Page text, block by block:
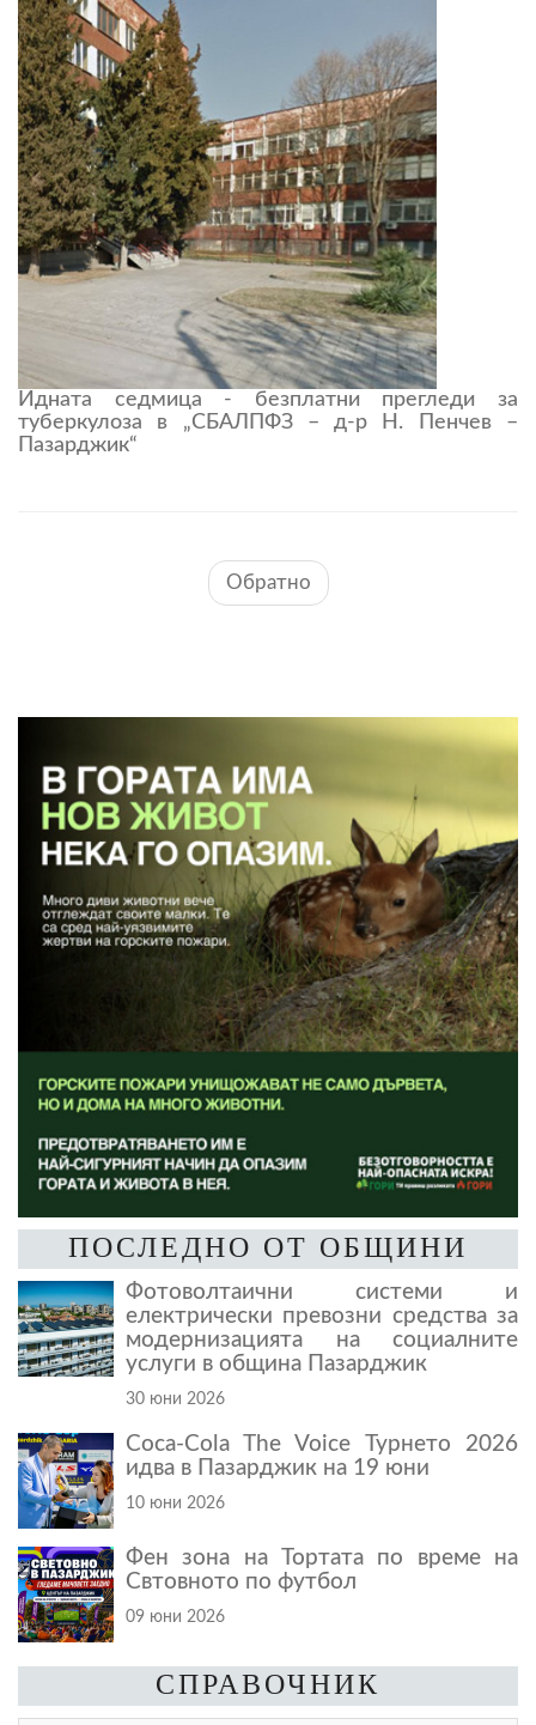
Идната седмица - безплатни прегледи за
туберкулоза в „СБАЛПФЗ – д-р Н. Пенчев –
Пазарджик“
Обратно
ПОСЛЕДНО ОТ ОБЩИНИ
Фотоволтаични системи и
електрически превозни средства за
модернизацията на социалните
услуги в община Пазарджик
30 юни 2026
Coca-Cola The Voice Турнето 2026
идва в Пазарджик на 19 юни
10 юни 2026
Фен зона на Тортата по време на
Свтовното по футбол
09 юни 2026
СПРАВОЧНИК